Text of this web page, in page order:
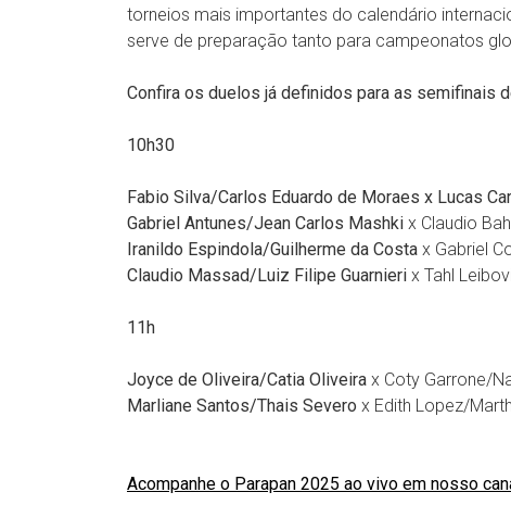
torneios mais importantes do calendário
serve de preparação tanto para campeonatos
Confira os duelos já definidos para as semifinais
10h30
Fabio Silva/Carlos Eduardo de Moraes x Lucas
Gabriel Antunes/Jean Carlos Mashki x Claudio
Iranildo Espindola/Guilherme da Costa x Gabriel
Claudio Massad/Luiz Filipe Guarnieri x Tahl
11h
Joyce de Oliveira/Catia Oliveira x Coty Garrone/
Marliane Santos/Thais Severo x Edith Lopez/
Acompanhe o Parapan 2025 ao vivo em nosso